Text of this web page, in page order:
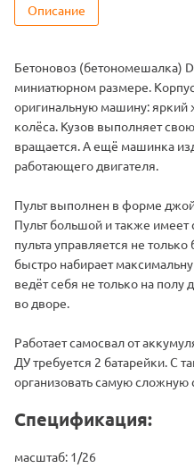
Описание
Бетоновоз (бетономешалка)
миниатюрном размере.
оригинальную машину:
колёса. Кузов выполняет
вращается. А ещё машинка
работающего двигателя.
Пульт выполнен в форме
Пульт большой и также
пульта управляется не
быстро набирает
ведёт себя не только на полу
во дворе.
Работает самосвал от
ДУ требуется 2 батарейки. С
организовать самую сложную
Спецификация:
масштаб: 1/26